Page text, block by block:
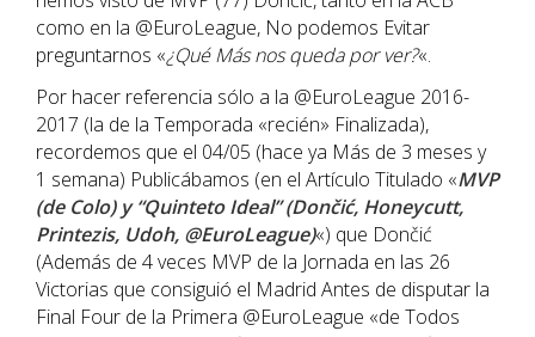
como en la @EuroLeague, No podemos Evitar
preguntarnos «¿Qué Más nos queda por ver?«.
Por hacer referencia sólo a la @EuroLeague 2016-
2017 (la de la Temporada «recién» Finalizada),
recordemos que el 04/05 (hace ya Más de 3 meses y
1 semana) Publicábamos (en el Artículo Titulado «MVP
(de Colo) y “Quinteto Ideal” (Dončić, Honeycutt,
Printezis, Udoh, @EuroLeague)«) que Dončić
(Además de 4 veces MVP de la Jornada en las 26
Victorias que consiguió el Madrid Antes de disputar la
Final Four de la Primera @EuroLeague «de Todos